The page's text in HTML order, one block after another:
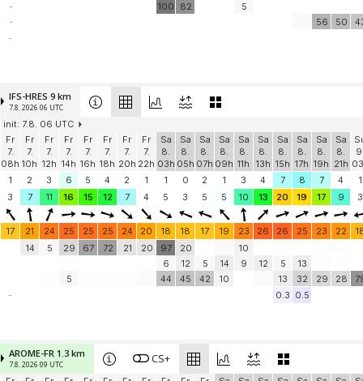
-
-
100
82
5
56
50
-
IFS-HRES 9 km
7.8. 2026 06 UTC
init: 7.8. 06 UTC
Fr
7.
08h
Fr
7.
10h
Fr
7.
12h
Fr
7.
14h
Fr
7.
16h
Fr
7.
18h
Fr
7.
20h
Fr
7.
22h
Sa
8.
03h
Sa
8.
05h
Sa
8.
07h
Sa
8.
09h
Sa
8.
11h
Sa
8.
13h
Sa
8.
15h
Sa
8.
17h
Sa
8.
19h
Sa
8.
21h
1
2 3 6 5 4 2 1 1 0 2 1 3 4 7 8 7 4
1
3
7 11 16 15 12 7 4 5 3 5 5 10 13 20 19 17 9 3
17 21 24 25 25 25 24 20 18 18 17 19 23 26 26 25 23 22
14
5 29
5
67 72 21 20
97
6
44
20
12
45
5
42
14
10
10
9
12
5
13
13
32
29 28
-
0.3 0.5
AROME-FR 1.3 km
7.8. 2026 09 UTC CS+